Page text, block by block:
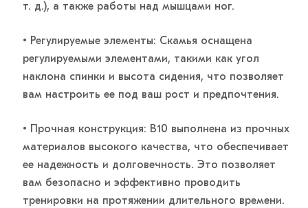
т. д.), а также работы над мышцами ног.
• Регулируемые элементы: Скамья оснащена
регулируемыми элементами, такими как угол
наклона спинки и высота сидения, что позволяет
вам настроить ее под ваш рост и предпочтения.
• Прочная конструкция: B10 выполнена из прочных
материалов высокого качества, что обеспечивает
ее надежность и долговечность. Это позволяет
вам безопасно и эффективно проводить
тренировки на протяжении длительного времени.